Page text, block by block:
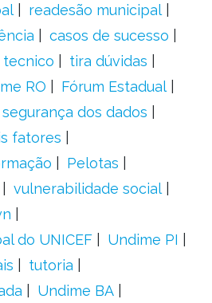
readesão municipal
casos de sucesso
tira dúvidas
RO
Fórum Estadual
segurança dos dados
fatores
Pelotas
vulnerabilidade social
do UNICEF
Undime PI
tutoria
Undime BA